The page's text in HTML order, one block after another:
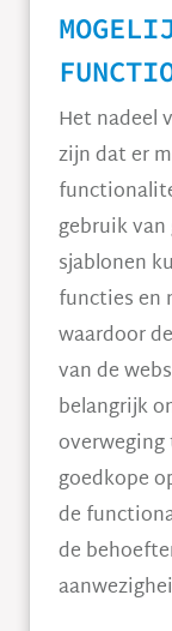
Het nadeel
zijn dat er
gebruik
sjablonen
functies en
waardoor
van de
belangrijk
goedkope
de
de